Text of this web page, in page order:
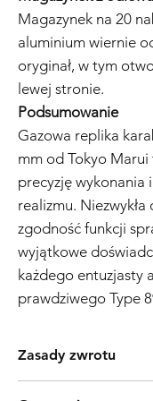
Magazynek na 20
aluminium wiernie
oryginał, w tym
lewej stronie.
Podsumowanie
Gazowa replika
mm od Tokyo
precyzję wykonania
realizmu. Niezwykła
zgodność funkcji
wyjątkowe
każdego entuzjasty
prawdziwego Type
Zasady zwrotu